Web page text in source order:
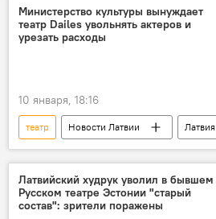
Чулпан Хаматова
Министерство культуры вынуждает
театр Dailes увольнять актеров и
урезать расходы
10 января, 18:16
театр Новости Латвии
Латвия
Министерство культуры Латвии
Латвийский худрук уволил в бывшем
Русском театре Эстонии "старый
состав": зрители поражены